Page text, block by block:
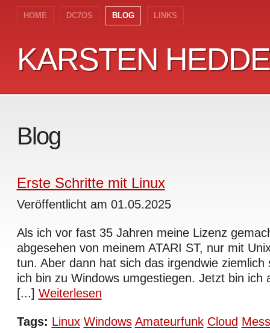
HOME DC7OS BLOG LINKS
KARSTEN
KARSTEN
Blog
Erste Schritte mit Linux
Veröffentlicht am 01.05.2025
Als ich vor fast 35 Jahren meine Lizenz
abgesehen von meinem ATARI ST, nur mit
tun. Aber dann hat sich das irgendwie ziemlich
ich bin zu Windows umgestiegen. Jetzt bin ich
[...] Weiterlesen
Tags: Linux Windows Amateurfunk Cloud